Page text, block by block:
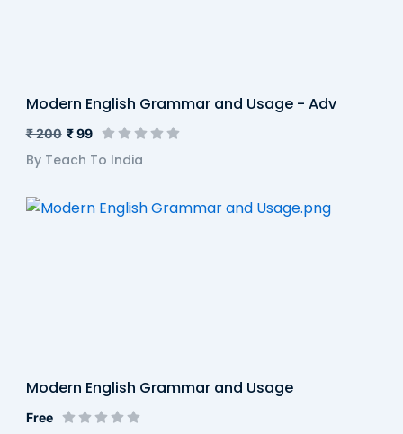
Modern English Grammar and Usage - Adv
₹ 200 ₹ 99
By Teach To India
Modern English Grammar and Usage
Free